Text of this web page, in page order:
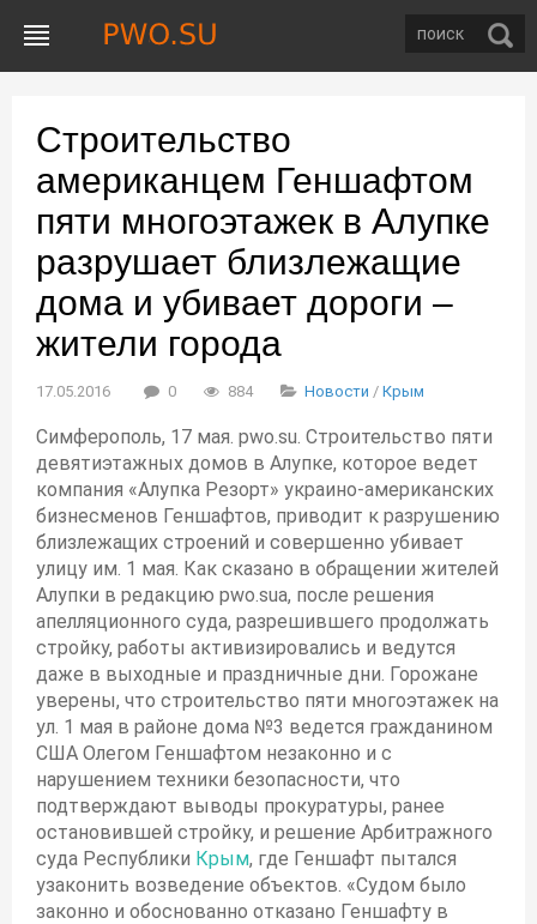
Строительство
американцем Геншафтом
пяти многоэтажек в Алупке
разрушает близлежащие
дома и убивает дороги –
жители города
17.05.2016 0 884 Новости / Крым
Симферополь, 17 мая. pwo.su. Строительство пяти
девятиэтажных домов в Алупке, которое ведет
компания «Алупка Резорт» украино-американских
бизнесменов Геншафтов, приводит к разрушению
близлежащих строений и совершенно убивает
улицу им. 1 мая. Как сказано в обращении жителей
Алупки в редакцию pwo.suа, после решения
апелляционного суда, разрешившего продолжать
стройку, работы активизировались и ведутся
даже в выходные и праздничные дни. Горожане
уверены, что строительство пяти многоэтажек на
ул. 1 мая в районе дома №3 ведется гражданином
США Олегом Геншафтом незаконно и с
нарушением техники безопасности, что
подтверждают выводы прокуратуры, ранее
остановившей стройку, и решение Арбитражного
суда Республики Крым, где Геншафт пытался
узаконить возведение объектов. «Судом было
законно и обоснованно отказано Геншафту в